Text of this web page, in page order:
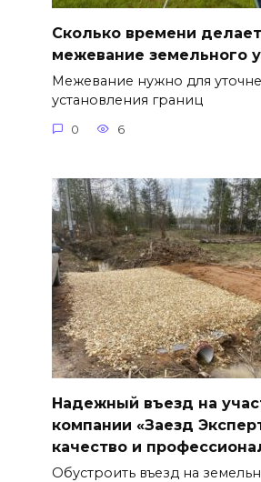
Сколько времени
межевание земельного
Межевание нужно для
установления границ
0 6
Надежный въезд на
компании «Заезд
качество и
Обустроить въезд на